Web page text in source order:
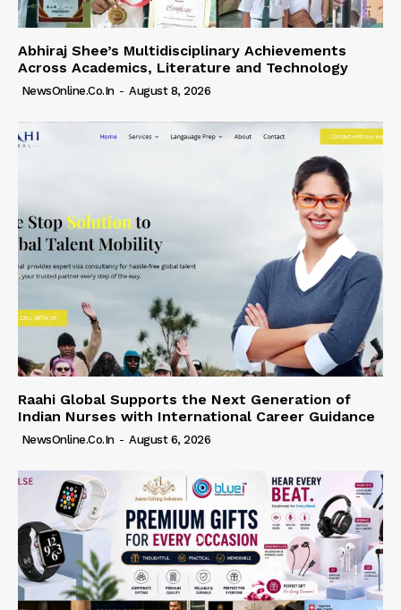
Abhiraj Shee’s Multidisciplinary Achievements
Across Academics, Literature and Technology
NewsOnline.co.in - August 8, 2026
Raahi Global Supports the Next Generation of
Indian Nurses with International Career Guidance
NewsOnline.co.in - August 6, 2026